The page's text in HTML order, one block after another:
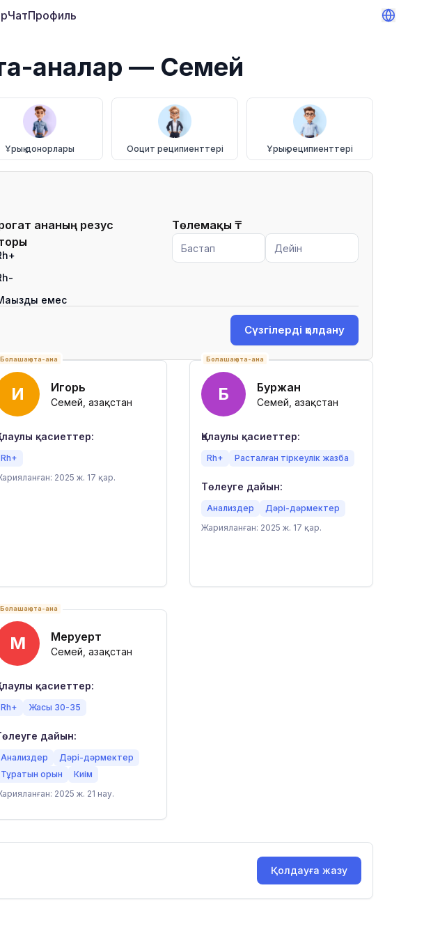
ЧатПрофиль
аналар — Семей
Ұрық донорлары Ооцит реципиенттері Ұрық реципиенттері
ананың резус
емес
Төлемақы ₸
Сүзгілерді қолдану
Болашақ ата-ана
И Игорь
Семей, Қазақстан
қасиеттер:
Rh+
2025 ж. 17 қар.
Болашақ ата-ана
Б Буржан
Семей, Қазақстан
Қалаулы қасиеттер:
Rh+ Расталған тіркеулік жазба
Төлеуге дайын:
Анализдер
Дәрі-дәрмектер
Жарияланған: 2025 ж. 17 қар.
Болашақ ата-ана
М Меруерт
Семей, Қазақстан
қасиеттер:
Rh+ Жасы 30-35
дайын:
Анализдер
Дәрі-дәрмектер
Тұратын орын
Киім
2025 ж. 21 нау.
Қолдауға жазу